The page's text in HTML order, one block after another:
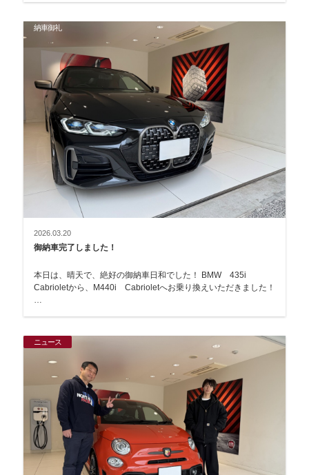
納車御礼
2026.03.20
御納車完了しました！
本日は、晴天で、絶好の御納車日和でした！ BMW 435i
Cabrioletから、M440i Cabrioletへお乗り換えいただきました！
ニュース